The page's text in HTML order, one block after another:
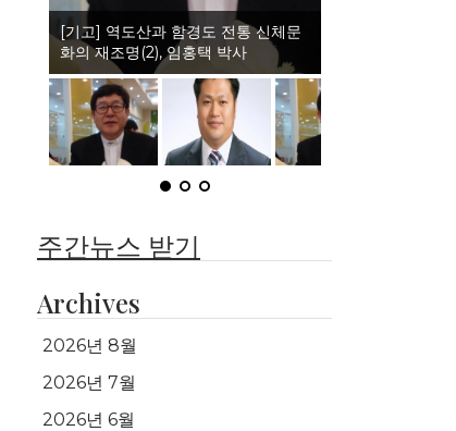
(인터뷰)이북도민체육회와 권격도 발
전, 정일홍 회장
주간뉴스 받기
Archives
2026년 8월
2026년 7월
2026년 6월